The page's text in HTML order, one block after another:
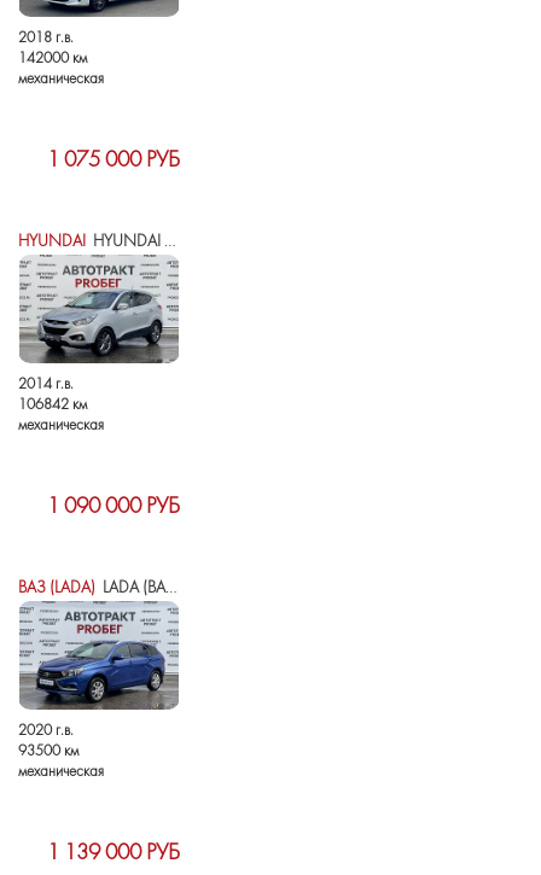
2018 г.в.
142000 км
механическая
1 075 000 РУБ
HYUNDAI HYUNDAI IX35 I РЕСТАЙЛИНГ
2014 г.в.
106842 км
механическая
1 090 000 РУБ
ВАЗ (LADA) LADA (ВАЗ) VESTA I
2020 г.в.
93500 км
механическая
1 139 000 РУБ